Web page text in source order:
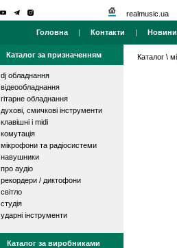
realmusic.ua
Головна | Контакти | Новини
Каталог за призначенням
dj обладнання
відеообладнання
гітарне обладнання
духові, смичкові інструменти
клавішні і midi
комутація
мікрофони та радіосистеми
навушники
про аудіо
рекордери / диктофони
світло
студія
ударні інструменти
Каталог за виробниками
Каталог \